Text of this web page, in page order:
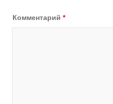
Комментарий *